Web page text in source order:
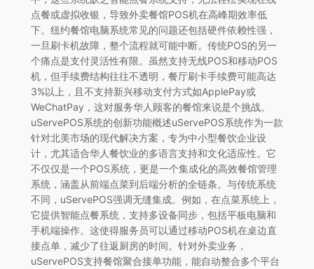
点餐或虚拟收银，导致外卖餐馆POS机在高峰期效率低
下。纽约餐馆电脑系统常见的问题还包括硬件依赖性强，
一旦刷卡机故障，整个流程就可能中断。传统POS的另一
个痛点是支付灵活性有限。虽然支持无线POS和移动POS
机，但手续费结构往往不透明，餐厅刷卡手续费可能高达
3%以上，且不支持新兴移动支付方式如ApplePay或
WeChatPay，这对服务华人顾客的餐馆来说是个挑战。
uServePOS系统的创新功能概述uServePOS系统作为一款
针对北美市场的现代解决方案，专为中小型餐饮企业设
计，尤其适合华人餐饮业的多语言支持和文化适应性。它
不仅仅是一个POS系统，更是一个集成化的高效餐馆管理
系统，涵盖从前端点菜到后端分析的全链条。与传统系统
不同，uServePOS强调无缝集成。例如，在点菜系统上，
它提供智能点餐系统，支持多设备同步，包括平板电脑和
手机端操作。这使得服务员可以通过移动POS机在桌边直
接点单，减少了往返厨房的时间。针对外卖业务，
uServePOS支持餐馆聚合接单功能，能自动整合多个平台